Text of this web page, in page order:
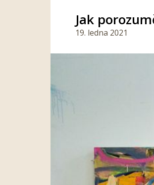
Jak
19. ledna 2021